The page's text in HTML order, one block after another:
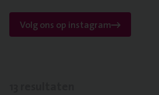
Volg ons op instagram